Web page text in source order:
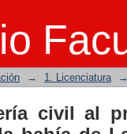
civil al
Cruz,
→ 1. Licenciatura
civil al